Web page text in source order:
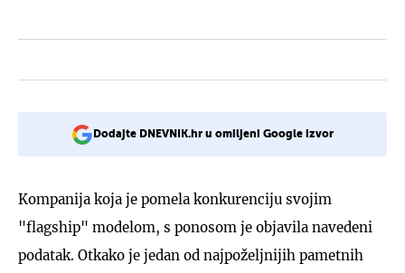
Dodajte DNEVNIK.hr u omiljeni Google izvor
Kompanija koja je pomela konkurenciju svojim
"flagship" modelom, s ponosom je objavila navedeni
podatak. Otkako je jedan od najpoželjnijih pametnih